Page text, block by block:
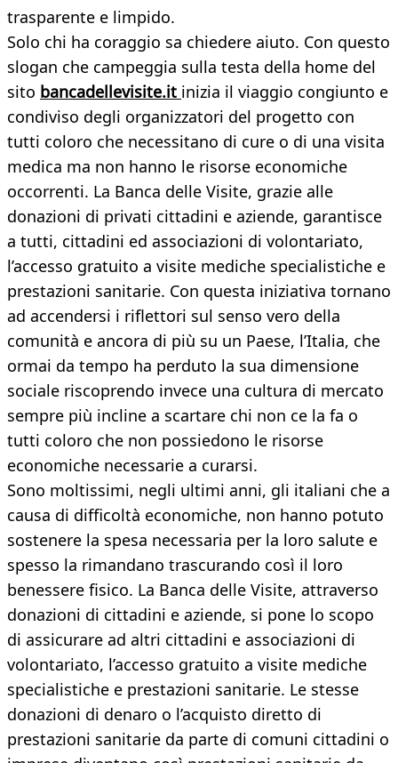
trasparente e limpido.
Solo chi ha coraggio sa chiedere aiuto. Con questo
slogan che campeggia sulla testa della home del
sito bancadellevisite.it inizia il viaggio congiunto e
condiviso degli organizzatori del progetto con
tutti coloro che necessitano di cure o di una visita
medica ma non hanno le risorse economiche
occorrenti. La Banca delle Visite, grazie alle
donazioni di privati cittadini e aziende, garantisce
a tutti, cittadini ed associazioni di volontariato,
l’accesso gratuito a visite mediche specialistiche e
prestazioni sanitarie. Con questa iniziativa tornano
ad accendersi i riflettori sul senso vero della
comunità e ancora di più su un Paese, l’Italia, che
ormai da tempo ha perduto la sua dimensione
sociale riscoprendo invece una cultura di mercato
sempre più incline a scartare chi non ce la fa o
tutti coloro che non possiedono le risorse
economiche necessarie a curarsi.
Sono moltissimi, negli ultimi anni, gli italiani che a
causa di difficoltà economiche, non hanno potuto
sostenere la spesa necessaria per la loro salute e
spesso la rimandano trascurando così il loro
benessere fisico. La Banca delle Visite, attraverso
donazioni di cittadini e aziende, si pone lo scopo
di assicurare ad altri cittadini e associazioni di
volontariato, l’accesso gratuito a visite mediche
specialistiche e prestazioni sanitarie. Le stesse
donazioni di denaro o l’acquisto diretto di
prestazioni sanitarie da parte di comuni cittadini o